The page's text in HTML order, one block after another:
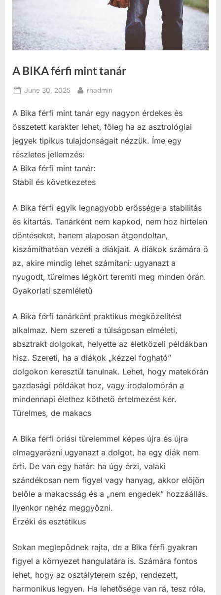
A BIKA férfi mint tanár
Posted
June 30, 2025 By
rhadmin
A Bika férfi mint tanár egy nagyon érdekes és
összetett karakter lehet, főleg ha az asztrológiai
jegyek tipikus tulajdonságait nézzük. Íme egy
részletes jellemzés:
A Bika férfi mint tanár:
Stabil és következetes
A Bika férfi egyik legnagyobb erőssége a stabilitás
és kitartás. Tanárként nem kapkod, nem hoz hirtelen
döntéseket, hanem alaposan átgondoltan,
kiszámíthatóan vezeti a diákjait. A diákok számára ő
az, akire mindig lehet számítani: ugyanazt a
nyugodt, türelmes légkört teremti meg minden órán.
Gyakorlati szemléletű
A Bika férfi tanárként praktikus megközelítést
alkalmaz. Nem szereti a túlságosan elméleti,
absztrakt dolgokat, helyette az életközeli példákban
hisz. Szereti, ha a diákok „kézzel fogható”
dolgokon keresztül tanulnak. Lehet, hogy matekórán
gazdasági példákat hoz, vagy irodalomórán a
mindennapi élethez köthető értelmezést kér.
Türelmes, de makacs
A Bika férfi óriási türelemmel képes újra és újra
elmagyarázni ugyanazt a dolgot, ha egy diák nem
érti. De van egy határ: ha úgy érzi, valaki
szándékosan nem figyel vagy hanyag, akkor előjön
belőle a makacsság és a „nem engedek” hozzáállás.
Ilyenkor nehéz meggyőzni.
Érzéki és esztétikus
Sokan meglepődnek rajta, de a Bika férfi gyakran
figyel a környezet hangulatára is. Számára fontos
lehet, hogy az osztályterem szép, rendezett,
harmonikus legyen. Ha lehetősége van rá, tesz róla,